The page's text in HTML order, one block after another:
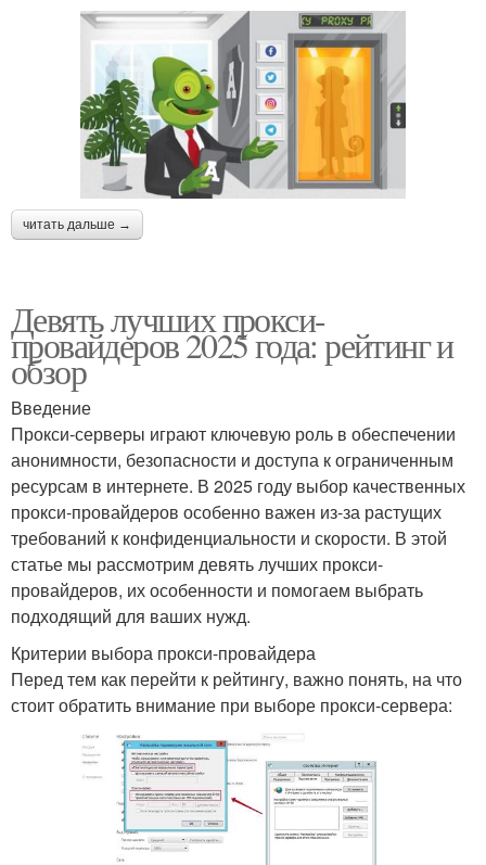
читать дальше →
Девять лучших прокси-
провайдеров 2025 года: рейтинг и
обзор
Введение
Прокси-серверы играют ключевую роль в обеспечении
анонимности, безопасности и доступа к ограниченным
ресурсам в интернете. В 2025 году выбор качественных
прокси-провайдеров особенно важен из-за растущих
требований к конфиденциальности и скорости. В этой
статье мы рассмотрим девять лучших прокси-
провайдеров, их особенности и помогаем выбрать
подходящий для ваших нужд.
Критерии выбора прокси-провайдера
Перед тем как перейти к рейтингу, важно понять, на что
стоит обратить внимание при выборе прокси-сервера: